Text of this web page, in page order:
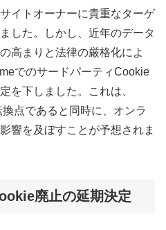
イトオーナーに貴重なターゲ
した。しかし、近年のデータ
高まりと法律の厳格化によ
でのサードパーティCookie
を下しました。これは、
点であると同時に、オンラ
響を及ぼすことが予想されま
廃止の延期決定